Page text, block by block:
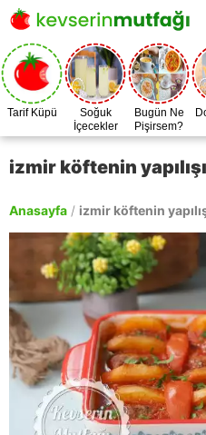
Tarif Küpü
Soğuk
İçecekler
Bugün Ne
Pişirsem?
izmir köftenin
Anasayfa / izmir köftenin